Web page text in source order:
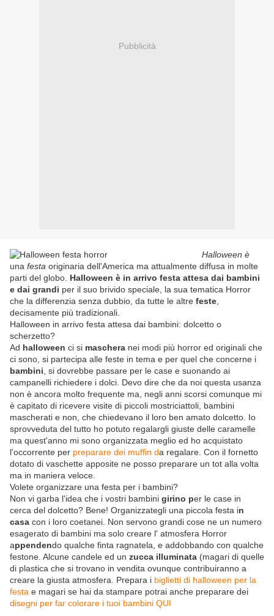
Pubblicità
Halloween è
una festa originaria dell'America ma attualmente diffusa in molte
parti del globo. Halloween è in arrivo festa attesa dai bambini
e dai grandi per il suo brivido speciale, la sua tematica Horror
che la differenzia senza dubbio, da tutte le altre feste
decisamente più tradizionali.
Halloween in arrivo festa attesa dai bambini: dolcetto o
scherzetto?
Ad halloween ci si maschera nei modi più horror ed originali che
ci sono, si partecipa alle feste in tema e per quel che concerne i
bambini , si dovrebbe passare per le case e suonando ai
campanelli richiedere i dolci. Devo dire che da noi questa usanza
non è ancora molto frequente ma, negli anni scorsi comunque mi
è capitato di ricevere visite di piccoli mostriciattoli, bambini
mascherati e non, che chiedevano il loro ben amato dolcetto. Io
sprovveduta del tutto ho potuto regalargli giuste delle caramelle
ma quest'anno mi sono organizzata meglio ed ho acquistato
l'occorrente per preparare dei muffin da regalare. Con il fornetto
dotato di vaschette apposite ne posso preparare un tot alla volta
ma in maniera veloce.
Volete organizzare una festa per i bambini?
Non vi garba l'idea che i vostri bambini girino per le case in
cerca del dolcetto? Bene! Organizzategli una piccola festa in
casa con i loro coetanei. Non servono grandi cose ne un numero
esagerato di bambini ma solo creare l' atmosfera Horror
appendendo qualche finta ragnatela, e addobbando con qualche
festone. Alcune candele ed un zucca illuminata (magari di quelle
di plastica che si trovano in vendita ovunque contribuiranno a
creare la giusta atmosfera. Prepara i biglietti di halloween per la
festa e magari se hai da stampare potrai anche preparare dei
disegni per far colorare i tuoi bambini QUI